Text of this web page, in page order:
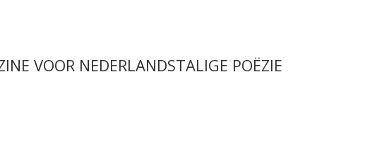
VOOR NEDERLANDSTALIGE POËZIE